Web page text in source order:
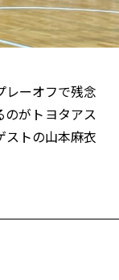
レーオフで残念
がトヨタアス
ストの山本麻衣